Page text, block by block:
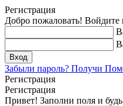
Регистрация
Добро пожаловать! Войдите
Забыли пароль? Получи
Регистрация
Регистрация
Привет! Заполни поля и